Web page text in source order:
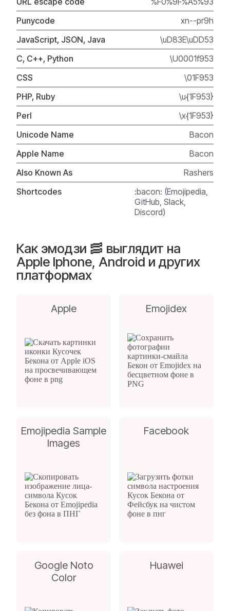
Punycode
xn--pr9h
JavaScript, JSON, Java
\uD83E\uDD53
C, C++, Python
\U0001f953
CSS
\01F953
PHP, Ruby
\u{1F953}
Perl
\x{1F953}
Unicode Name
Bacon
Apple Name
Bacon
Also Known As
Rashers
Shortcodes
:bacon: (Emojipedia,
GitHub, Slack,
Discord)
Как эмодзи 🥓 выглядит на
Apple Iphone, Android и других
платформах
Apple Emojidex
Emojipedia Sample
Images
Facebook
Google Noto
Color
Huawei